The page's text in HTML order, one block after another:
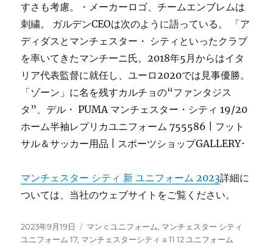
すさも考慮。・メーカーロゴ、チームエンブレムは
刺繍。 ガルデンCEOは次のように語っている。 「ア
ディダスとマンチェスター・ シティといったクラブ
を率いてきたマンチーニ氏。2018年5月からはイタ
リア代表監督に就任し、ユーロ2020では見事優勝。
「ゾーン」に名を残すカルチョの“ファンタジス
タ”、デル・ PUMA マンチェスター・シティ 19/20
ホーム半袖レプリカユニフォーム 755586 | フット
サル＆サッカー用品 | スポーツショップGALLERY･
マンチェスター シティ 新 ユニフォーム 2023詳細に
ついては、当社のウェブサイトをご覧ください。
投
稿
2023年9月19日
タ
グ
マン c ユニフォーム, マンチェスター シティ
ユニフォーム 17, マンチェスターシティ a 11 12 ユニフォーム